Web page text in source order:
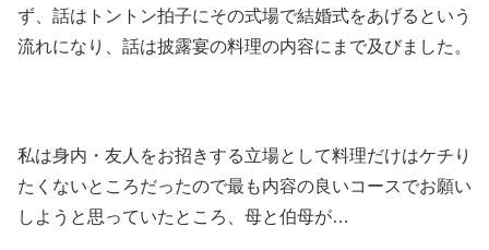
ず、話はトントン拍子にその式場で結婚式をあげるという
流れになり、話は披露宴の料理の内容にまで及びました。
私は身内・友人をお招きする立場として料理だけはケチり
たくないところだったので最も内容の良いコースでお願い
しようと思っていたところ、母と伯母が…